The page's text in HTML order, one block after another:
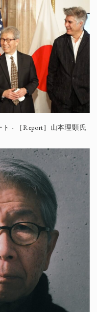
- ［Report］山本理顕氏